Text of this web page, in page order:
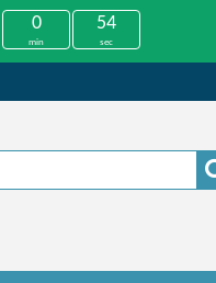
0
min
53
sec